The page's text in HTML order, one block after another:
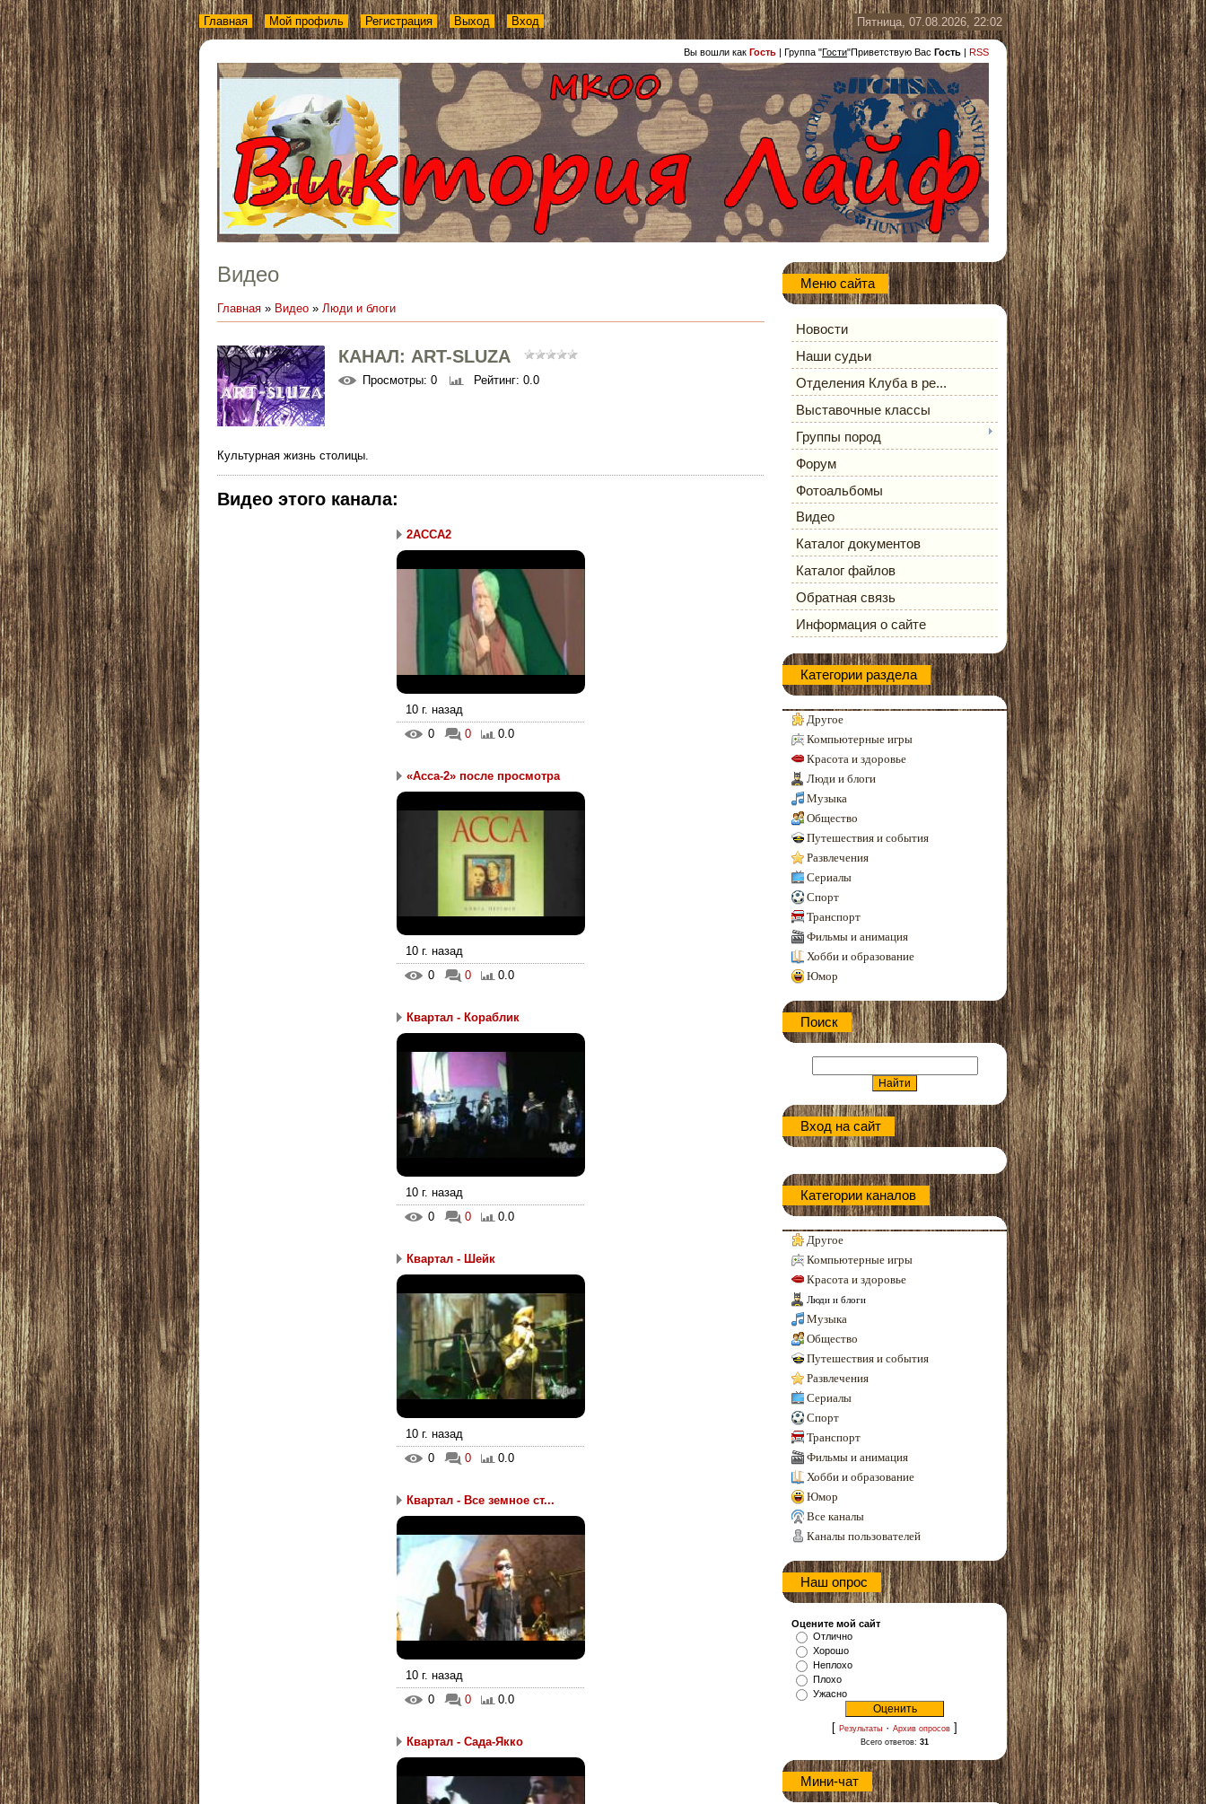
Пятница, 07.08.2026, 22:02
Вы вошли как Гость | Группа "Гости"Приветствую Вас Гость | RSS
Главная Мой профиль Регистрация Выход Вход
Видео
Главная » Видео » Люди и блоги
КАНАЛ: ART-SLUZA
Просмотры: 0 Рейтинг: 0.0
Культурная жизнь столицы.
Видео этого канала:
2АССА2
10 г. назад
0
0 0.0
«Асса-2» после просмотра
10 г. назад
0
0 0.0
Квартал - Кораблик
10 г. назад
0
0 0.0
Квартал - Шейк
10 г. назад
0
0 0.0
Квартал - Все земное ст...
10 г. назад
0
0 0.0
Квартал - Сада-Якко
Меню сайта
Новости
Наши судьи
Отделения Клуба в ре...
Выставочные классы
Группы пород
Форум
Фотоальбомы
Видео
Каталог документов
Каталог файлов
Обратная связь
Информация о сайте
Категории раздела
Другое
Компьютерные игры
Красота и здоровье
Люди и блоги
Музыка
Общество
Путешествия и события
Развлечения
Сериалы
Спорт
Транспорт
Фильмы и анимация
Хобби и образование
Юмор
Поиск
Вход на сайт
Категории каналов
Другое
Компьютерные игры
Красота и здоровье
Люди и блоги
Музыка
Общество
Путешествия и события
Развлечения
Сериалы
Спорт
Транспорт
Фильмы и анимация
Хобби и образование
Юмор
Все каналы
Каналы пользователей
Наш опрос
Оцените мой сайт
Отлично
Хорошо
Неплохо
Плохо
Ужасно
[ Результаты · Архив опросов ]
Всего ответов: 31
Мини-чат